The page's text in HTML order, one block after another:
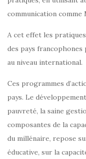
communication comme
A cet effet les
des pays
au niveau international.
Ces programmes
pays. Le
pauvreté, la saine
composantes de la
du millénaire, repose
éducative, sur la